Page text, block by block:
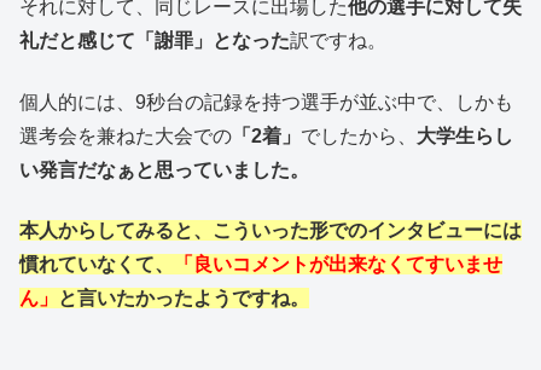
それに対して、同じレースに出場した他の選手に対して失
礼だと感じて「謝罪」となった訳ですね。
個人的には、9秒台の記録を持つ選手が並ぶ中で、しかも
選考会を兼ねた大会での 「2着」 でしたから、 大学生らし
い発言だなぁと思っていました。
本人からしてみると、こういった形でのインタビューには
慣れていなくて、
「良いコメントが出来なくてすいませ
ん」 と言いたかったようですね。